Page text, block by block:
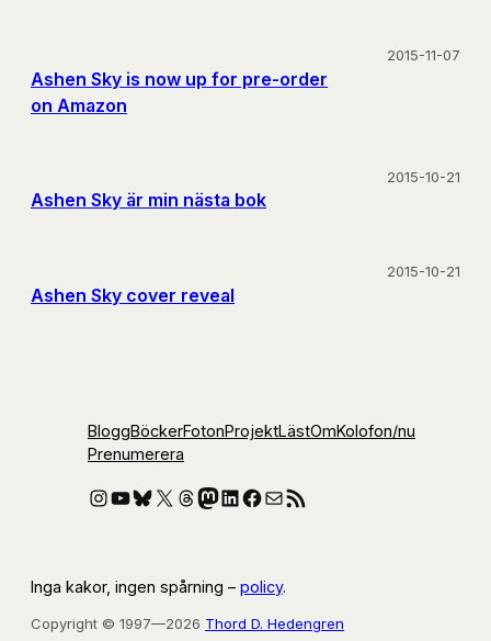
Ashen Sky is now up for pre-order
on Amazon
2015-11-07
Ashen Sky är min nästa bok
2015-10-21
Ashen Sky cover reveal
2015-10-21
BloggBöckerFotonProjektLästOmKolofon/nu
Prenumerera
Instagram
YouTube
Bluesky
X Threads
Mastodon
LinkedIn
Facebook
E-postRSS-flöde
Inga kakor, ingen spårning – policy.
Copyright © 1997—2026 Thord D. Hedengren